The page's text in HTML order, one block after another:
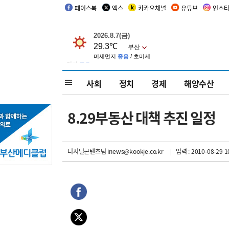
페이스북 엑스 카카오채널 유튜브 인스
사회 정치 경제 해양수산
8.29부동산 대책 추진 일정
디지털콘텐츠팀 inews@kookje.co.kr | 입력 : 2010-08-29